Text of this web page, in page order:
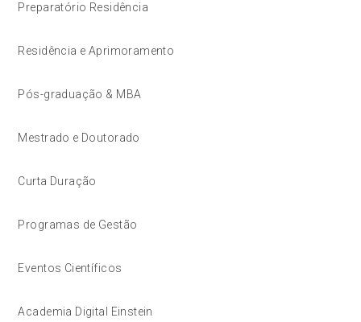
Preparatório Residência
Residência e Aprimoramento
Pós-graduação & MBA
Mestrado e Doutorado
Curta Duração
Programas de Gestão
Eventos Científicos
Academia Digital Einstein